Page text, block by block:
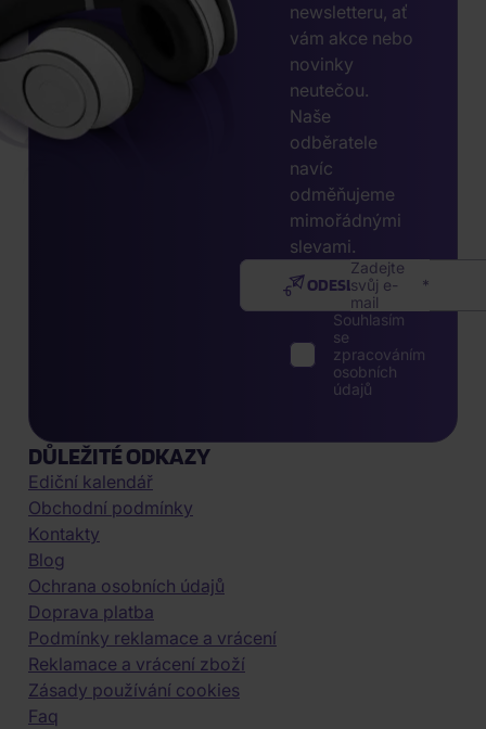
newsletteru, ať
vám akce nebo
novinky
neutečou.
Naše
odběratele
navíc
odměňujeme
mimořádnými
slevami.
Zadejte
svůj e-
mail
ODESLAT
Souhlasím
se
zpracováním
osobních
údajů
DŮLEŽITÉ ODKAZY
Ediční kalendář
Obchodní podmínky
Kontakty
Blog
Ochrana osobních údajů
Doprava platba
Podmínky reklamace a vrácení
Reklamace a vrácení zboží
Zásady používání cookies
Faq